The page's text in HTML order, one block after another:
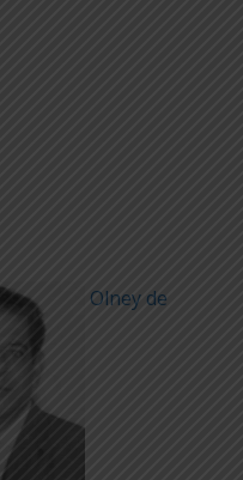
Olney de